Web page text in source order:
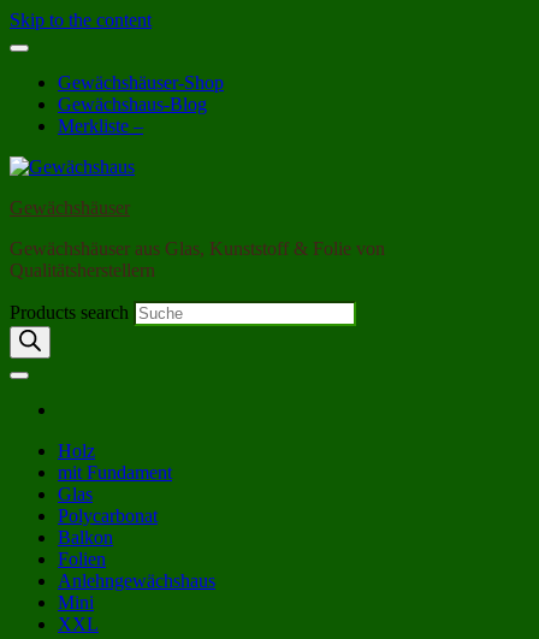
Skip to the content
Gewächshäuser-Shop
Gewächshaus-Blog
Merkliste –
Gewächshäuser
Gewächshäuser aus Glas, Kunststoff & Folie von
Qualitätsherstellern
Products search
Holz
mit Fundament
Glas
Polycarbonat
Balkon
Folien
Anlehngewächshaus
Mini
XXL